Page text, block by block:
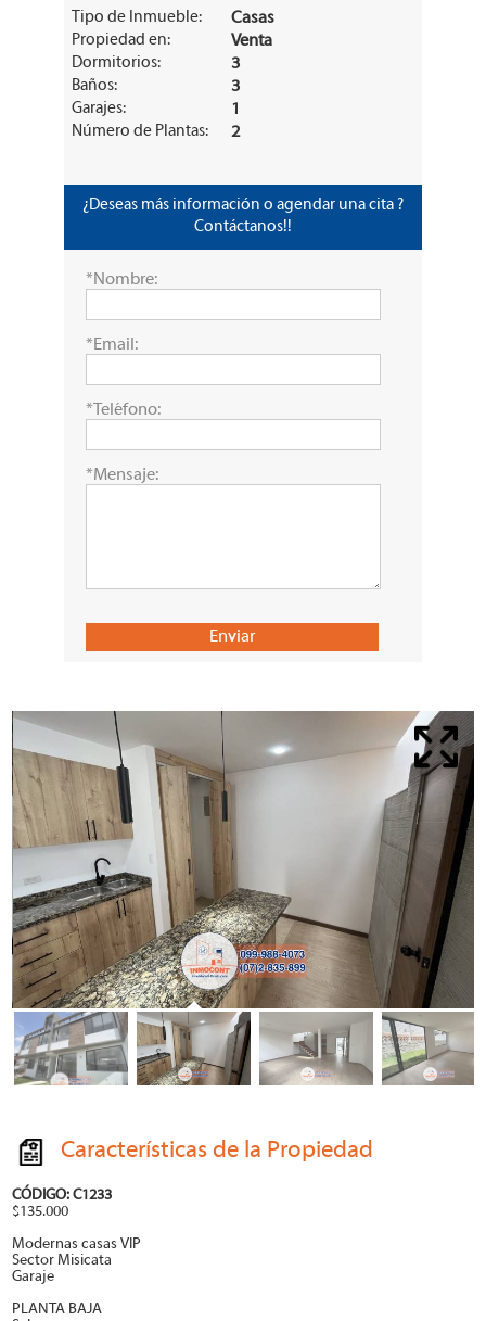
Tipo de Inmueble: Casas
Propiedad en: Venta
Dormitorios: 3
Baños: 3
Garajes: 1
Número de Plantas: 2
¿Deseas más información o agendar una cita ?
Contáctanos!!
*Nombre:
*Email:
*Teléfono:
*Mensaje:
Características de la Propiedad
CÓDIGO: C1233
$135.000
Modernas casas VIP
Sector Misicata
Garaje
PLANTA BAJA